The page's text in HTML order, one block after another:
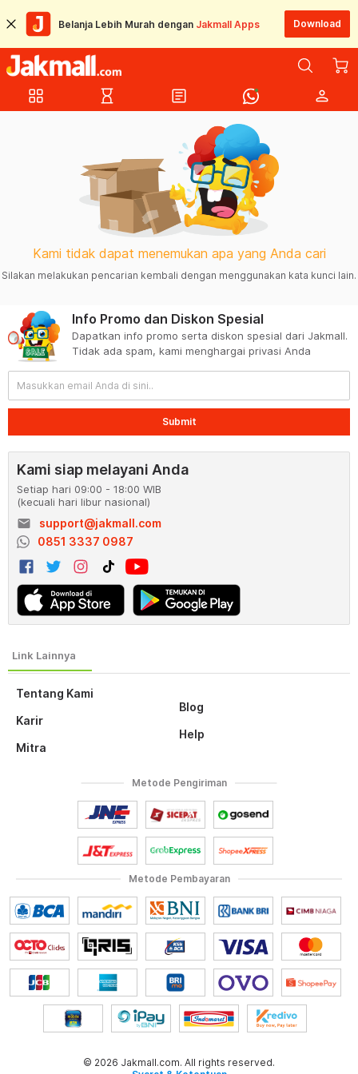
Belanja Lebih Murah dengan Jakmall Apps Download
grid_view hourglass_empty article person
Kami tidak dapat menemukan apa yang Anda cari
Silakan melakukan pencarian kembali dengan menggunakan kata kunci lain.
Tentang Kami
Karir
Mitra
Blog
Help
Info Promo dan Diskon Spesial
Dapatkan info promo serta diskon spesial dari Jakmall.
Tidak ada spam, kami menghargai privasi Anda
Submit
Kami siap melayani Anda
Setiap hari 09:00 - 18:00 WIB
(kecuali hari libur nasional)
email
support@jakmall.com
0851 3337 0987
Metode Pembayaran
Metode Pengiriman
© 2026 Jakmall.com. All rights reserved.